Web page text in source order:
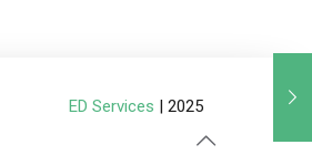
ED Services | 2025